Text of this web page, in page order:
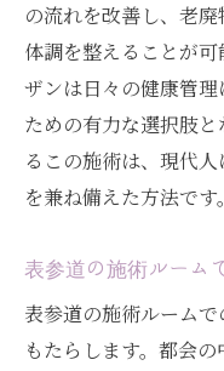
の流れを改善し、老
体調を整えることが
ザンは日々の健康管
ための有力な選択肢
るこの施術は、現代
を兼ね備えた方法です。
表参道の施術ルーム
表参道の施術ルーム
もたらします。都会